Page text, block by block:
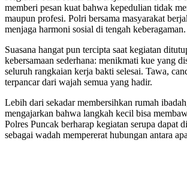
memberi pesan kuat bahwa kepedulian tidak
maupun profesi. Polri bersama masyarakat
menjaga harmoni sosial di tengah keberagaman.
Suasana hangat pun tercipta saat kegiatan
kebersamaan sederhana: menikmati kue yang
seluruh rangkaian kerja bakti selesai. Tawa,
terpancar dari wajah semua yang hadir.
Lebih dari sekadar membersihkan rumah
mengajarkan bahwa langkah kecil bisa
Polres Puncak berharap kegiatan serupa dapat
sebagai wadah mempererat hubungan antara